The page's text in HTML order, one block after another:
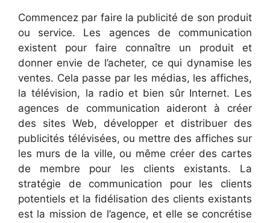
Commencez par faire la publicité de son produit
ou service. Les agences de communication
existent pour faire connaître un produit et
donner envie de l’acheter, ce qui dynamise les
ventes. Cela passe par les médias, les affiches,
la télévision, la radio et bien sûr Internet. Les
agences de communication aideront à créer
des sites Web, développer et distribuer des
publicités télévisées, ou mettre des affiches sur
les murs de la ville, ou même créer des cartes
de membre pour les clients existants. La
stratégie de communication pour les clients
potentiels et la fidélisation des clients existants
est la mission de l’agence, et elle se concrétise